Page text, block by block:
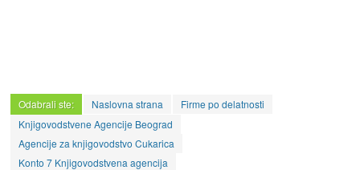
Odabrali ste: Naslovna strana
Firme po delatnosti
Knjigovodstvene Agencije Beograd
Agencije za knjigovodstvo Cukarica
Konto 7 Knjigovodstvena agencija